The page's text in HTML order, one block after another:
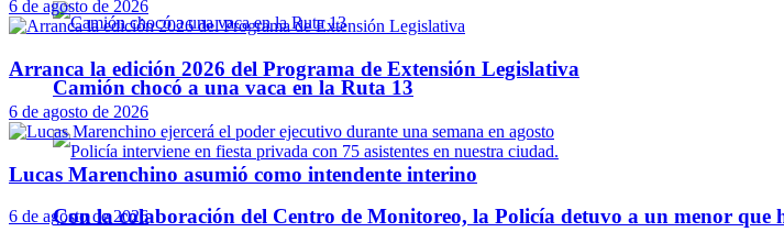
Camión chocó a una vaca en la Ruta 13
Con la colaboración del Centro de Monitoreo, la Policía detuvo a un menor
6 de agosto de 2026
Arranca la edición 2026 del Programa de Extensión Legislativa
6 de agosto de 2026
Lucas Marenchino asumió como intendente interino
6 de agosto de 2026